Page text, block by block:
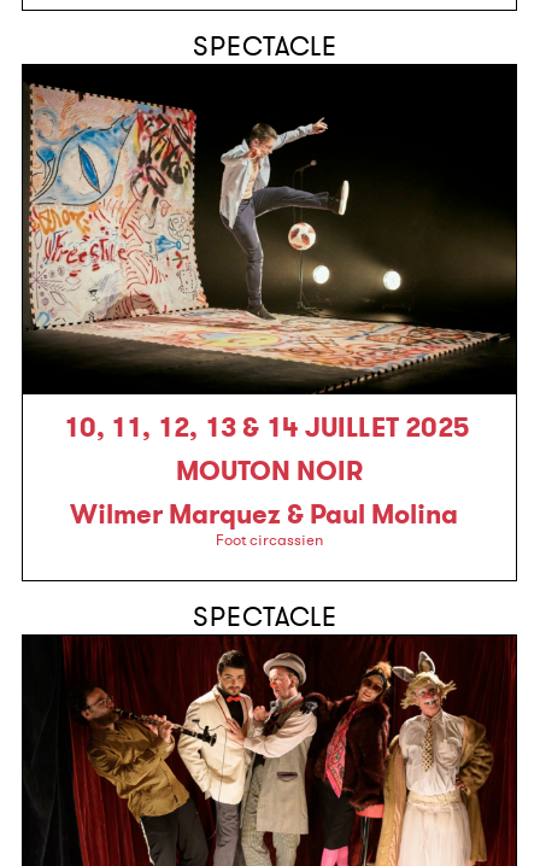
SPECTACLE
10, 11, 12, 13 & 14 JUILLET 2025
MOUTON NOIR
Wilmer Marquez & Paul Molina
Foot circassien
SPECTACLE